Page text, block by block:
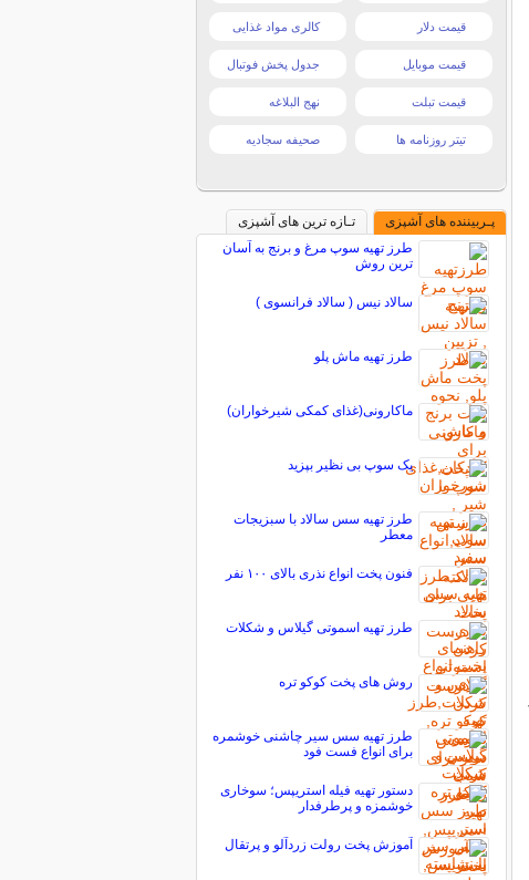
قیمت دلار کالری مواد غذایی
قیمت موبایل جدول پخش فوتبال
قیمت تبلت نهج البلاغه
تیتر روزنامه ها صحیفه سجادیه
پـربیننده های آشپزی
تـازه ترین های آشپزی
طرز تهیه سوپ مرغ و برنج به آسان
ترین روش
سالاد نیس ( سالاد فرانسوی )
طرز تهیه ماش پلو
ماکارونی(غذای کمکی شیرخواران)
یک سوپ بی نظیر بپزید
طرز تهیه سس سالاد با سبزيجات
معطر
فنون پخت انواع نذری بالای ۱۰۰ نفر
طرز تهیه اسموتی گیلاس و شکلات
روش های پخت کوکو تره
طرز تهیه سس سیر چاشنی خوشمره
برای انواع فست فود
دستور تهیه فیله استریپس؛ سوخاری
خوشمزه و پرطرفدار
آموزش پخت رولت زردآلو و پرتقال